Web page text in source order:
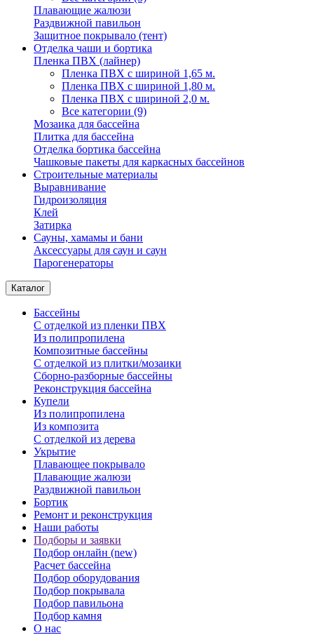
Плавающие жалюзи
Раздвижной павильон
Защитное покрывало (тент)
Отделка чаши и бортика
Пленка ПВХ (лайнер)
Пленка ПВХ с шириной 1,65 м.
Пленка ПВХ с шириной 1,80 м.
Пленка ПВХ с шириной 2,0 м.
Все категории (9)
Мозаика для бассейна
Плитка для бассейна
Отделка бортика бассейна
Чашковые пакеты для каркасных бассейнов
Строительные материалы
Выравнивание
Гидроизоляция
Клей
Затирка
Сауны, хамамы и бани
Аксессуары для саун и саун
Парогенераторы
Каталог
Бассейны
С отделкой из пленки ПВХ
Из полипропилена
Композитные бассейны
С отделкой из плитки/мозаики
Сборно-разборные бассейны
Реконструкция бассейна
Купели
Из полипропилена
Из композита
С отделкой из дерева
Укрытие
Плавающее покрывало
Плавающие жалюзи
Раздвижной павильон
Бортик
Ремонт и реконструкция
Наши работы
Подборы и заявки
Подбор онлайн (new)
Расчет бассейна
Подбор оборудования
Подбор покрывала
Подбор павильона
Подбор камня
О нас